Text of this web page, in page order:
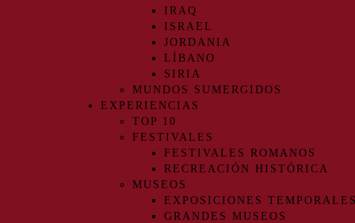
IRAQ
ISRAEL
JORDANIA
LÍBANO
SIRIA
MUNDOS SUMERGIDOS
EXPERIENCIAS
TOP 10
FESTIVALES
FESTIVALES ROMANOS
RECREACIÓN HISTÓRICA
MUSEOS
EXPOSICIONES TEMPORALES
GRANDES MUSEOS